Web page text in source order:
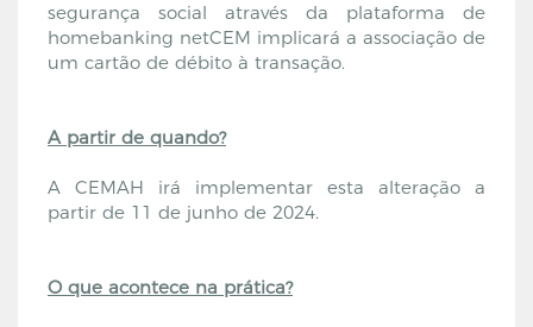
segurança social através da plataforma de
homebanking netCEM implicará a associação de
um cartão de débito à transação.
A partir de quando?
A CEMAH irá implementar esta alteração a
partir de 11 de junho de 2024.
O que acontece na prática?